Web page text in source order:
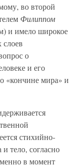
во второй
Филиппом
и имело широкое
слоев
о
и его
«кончине мира» и
стихийно-
тело, согласно
в момент